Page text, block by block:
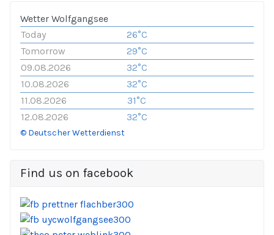
Wetter Wolfgangsee
Today
26°C
Tomorrow
29°C
09.08.2026
32°C
10.08.2026
32°C
11.08.2026
31°C
12.08.2026
32°C
© Deutscher Wetterdienst
Find us on facebook